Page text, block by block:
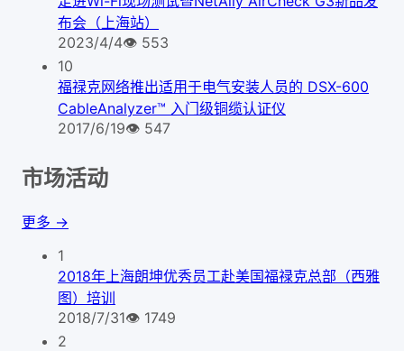
布会（上海站）
2023/4/4👁 553
10
福禄克网络推出适用于电气安装人员的 DSX-600
CableAnalyzer™ 入门级铜缆认证仪
2017/6/19👁 547
市场活动
更多 →
1
2018年上海朗坤优秀员工赴美国福禄克总部（西雅
图）培训
2018/7/31👁 1749
2